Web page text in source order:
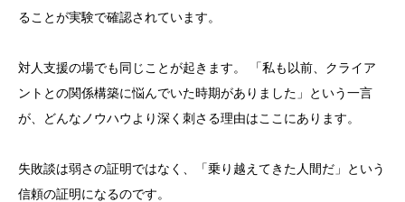
ることが実験で確認されています。
対人支援の場でも同じことが起きます。 「私も以前、クライア
ントとの関係構築に悩んでいた時期がありました」という一言
が、どんなノウハウより深く刺さる理由はここにあります。
失敗談は弱さの証明ではなく、「乗り越えてきた人間だ」という
信頼の証明になるのです。